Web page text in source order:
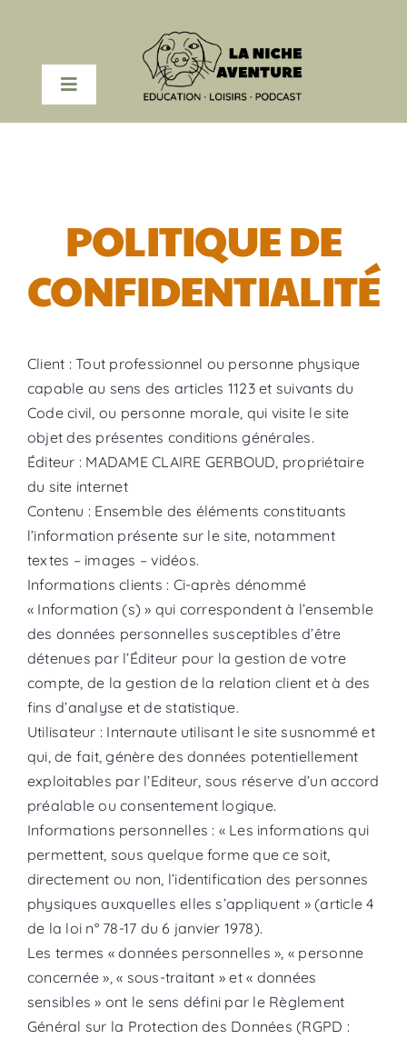
contenu
Toggle
Navigation
RESSOURCES
A PROPOS
POLITIQUE DE
CONFIDENTIALITÉ
Client : Tout professionnel ou personne physique
capable au sens des articles 1123 et suivants du
Code civil, ou personne morale, qui visite le site
objet des présentes conditions générales.
Éditeur : MADAME CLAIRE GERBOUD, propriétaire
du site internet
Contenu : Ensemble des éléments constituants
l’information présente sur le site, notamment
textes – images – vidéos.
Informations clients : Ci-après dénommé
« Information (s) » qui correspondent à l’ensemble
des données personnelles susceptibles d’être
détenues par l’Éditeur pour la gestion de votre
compte, de la gestion de la relation client et à des
fins d’analyse et de statistique.
Utilisateur : Internaute utilisant le site susnommé et
qui, de fait, génère des données potentiellement
exploitables par l’Editeur, sous réserve d’un accord
préalable ou consentement logique.
Informations personnelles : « Les informations qui
permettent, sous quelque forme que ce soit,
directement ou non, l’identification des personnes
physiques auxquelles elles s’appliquent » (article 4
de la loi n° 78-17 du 6 janvier 1978).
Les termes « données personnelles », « personne
concernée », « sous-traitant » et « données
sensibles » ont le sens défini par le Règlement
Général sur la Protection des Données (RGPD :